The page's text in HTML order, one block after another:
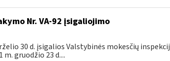
Nr. VA-92 įsigaliojimo
30 d. įsigalios Valstybinės mokesčių
gruodžio 23 d....